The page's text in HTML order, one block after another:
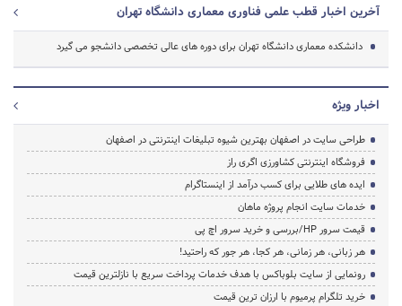
آخرین اخبار قطب علمی فناوری معماری دانشگاه تهران
دانشکده معماری دانشگاه تهران برای دوره های عالی تخصصی دانشجو می گیرد
اخبار ویژه
طراحی سایت در اصفهان بهترین شیوه تبلیغات اینترنتی در اصفهان
فروشگاه اینترنتی کشاورزی اگری راز
ایده های طلایی برای کسب درآمد از اینستاگرام
خدمات سایت انجام پروژه ماهان
قیمت سرور HP/بررسی و خرید سرور اچ پی
هر زبانی، هر زمانی، هر کجا، هر جور که راحتید!
رونمایی از سایت بلوباکس با هدف خدمات پرداخت سریع با نازلترین قیمت
خرید تلگرام پرمیوم با ارزان ترین قیمت